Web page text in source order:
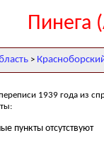
Пинега
>
1939 года из
пункты отсутствуют